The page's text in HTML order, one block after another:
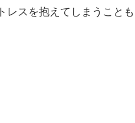
レスを抱えてしまうことも